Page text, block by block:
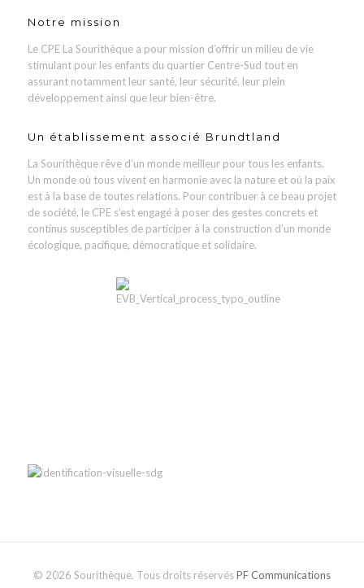
Notre mission
Le CPE La Sourithèque a pour mission d’offrir un milieu de vie
stimulant pour les enfants du quartier Centre-Sud tout en
assurant notamment leur santé, leur sécurité, leur plein
développement ainsi que leur bien-être.
Un établissement associé Brundtland
La Sourithèque rêve d’un monde meilleur pour tous les enfants.
Un monde où tous vivent en harmonie avec la nature et où la paix
est à la base de toutes relations. Pour contribuer à ce beau projet
de société, le CPE s’est engagé à poser des gestes concrets et
continus susceptibles de participer à la construction d’un monde
écologique, pacifique, démocratique et solidaire.
© 2026 Sourithèque. Tous droits réservésPF Communications